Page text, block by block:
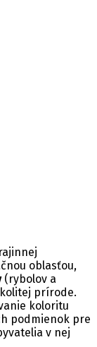
oblasťou,
(rybolov a
prírode.
koloritu
podmienok pre
v nej